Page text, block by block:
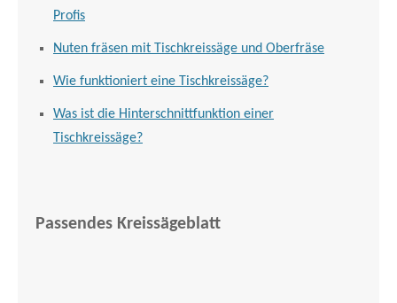
Profis
Nuten fräsen mit Tischkreissäge und Oberfräse
Wie funktioniert eine Tischkreissäge?
Was ist die Hinterschnittfunktion einer
Tischkreissäge?
Passendes Kreissägeblatt